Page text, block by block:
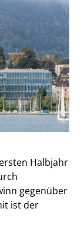
Halbjahr
gegenüber
ist der